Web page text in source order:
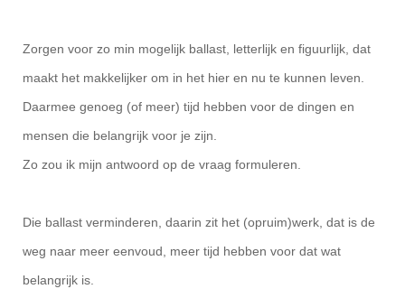
Zorgen voor zo min mogelijk ballast, letterlijk en figuurlijk, dat
maakt het makkelijker om in het hier en nu te kunnen leven.
Daarmee genoeg (of meer) tijd hebben voor de dingen en
mensen die belangrijk voor je zijn.
Zo zou ik mijn antwoord op de vraag formuleren.
Die ballast verminderen, daarin zit het (opruim)werk, dat is de
weg naar meer eenvoud, meer tijd hebben voor dat wat
belangrijk is.